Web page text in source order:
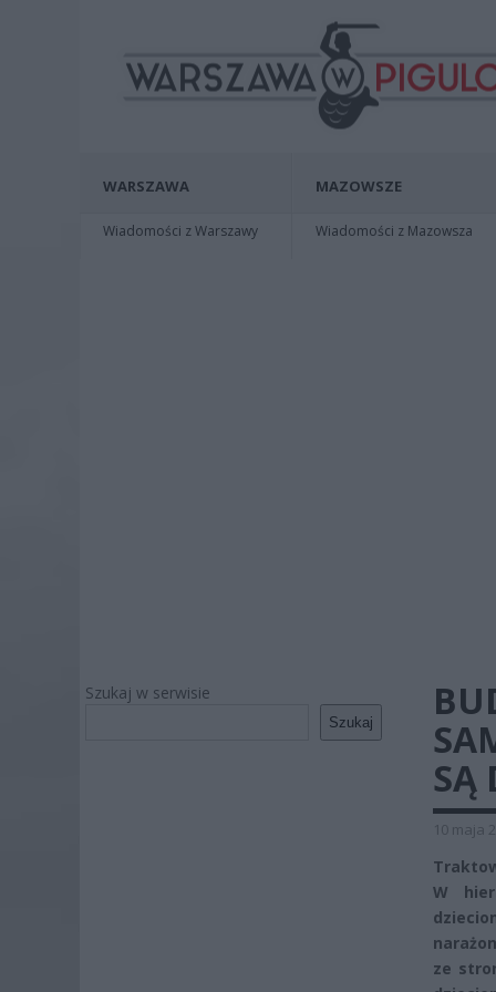
WARSZAWA
Wiadomości z Warszawy
MAZOWSZE
Wiadomości z Mazowsza
Szukaj w serwisie
Szukaj
SĄ
10 maja
W
ze